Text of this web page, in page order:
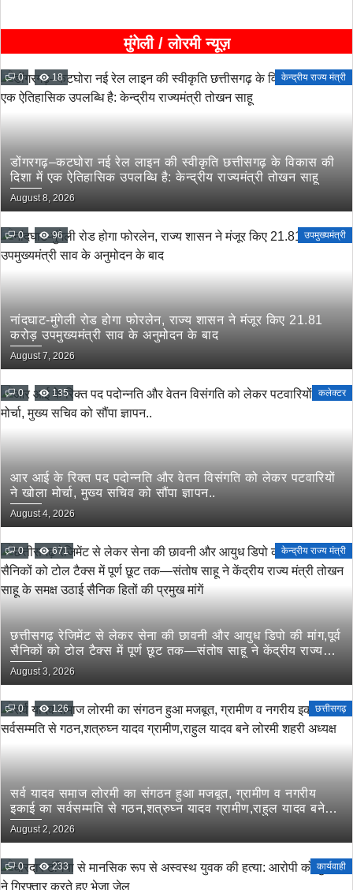
मुंगेली / लोरमी न्यूज़
0 18 केन्द्रीय राज्य मंत्री
डोंगरगढ़–कटघोरा नई रेल लाइन की स्वीकृति छत्तीसगढ़ के विकास की
दिशा में एक ऐतिहासिक उपलब्धि है: केन्द्रीय राज्यमंत्री तोखन साहू
August 8, 2026
0 96 उपमुख्यमंत्री
नांदघाट-मुंगेली रोड होगा फोरलेन, राज्य शासन ने मंजूर किए 21.81
करोड़ उपमुख्यमंत्री साव के अनुमोदन के बाद
August 7, 2026
0 135 कलेक्टर
आर आई के रिक्त पद पदोन्नति और वेतन विसंगति को लेकर पटवारियों
ने खोला मोर्चा, मुख्य सचिव को सौंपा ज्ञापन..
August 4, 2026
0 671 केन्द्रीय राज्य मंत्री
छत्तीसगढ़ रेजिमेंट से लेकर सेना की छावनी और आयुध डिपो की मांग,पूर्व
सैनिकों को टोल टैक्स में पूर्ण छूट तक—संतोष साहू ने केंद्रीय राज्य
मंत्री तोखन साहू के समक्ष उठाई सैनिक हितों की प्रमुख मांगें
August 3, 2026
0 126 छत्तीसगढ़
सर्व यादव समाज लोरमी का संगठन हुआ मजबूत, ग्रामीण व नगरीय
इकाई का सर्वसम्मति से गठन,शत्रुघ्न यादव ग्रामीण,राहुल यादव बने
लोरमी शहरी अध्यक्ष
August 2, 2026
0 233 कार्यवाही